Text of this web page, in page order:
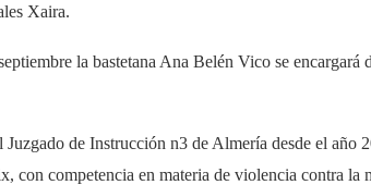
Xaira.
la bastetana Ana Belén Vico se
Juzgado de Instrucción n3 de Almería desde el
con competencia en materia de violencia contra